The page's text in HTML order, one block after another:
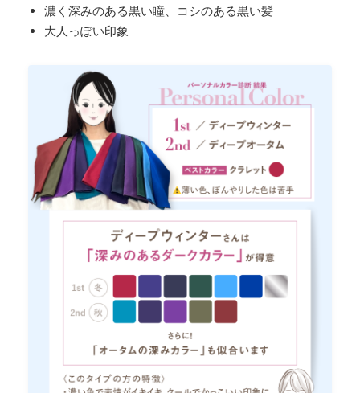
濃く深みのある黒い瞳、コシのある黒い髪
大人っぽい印象